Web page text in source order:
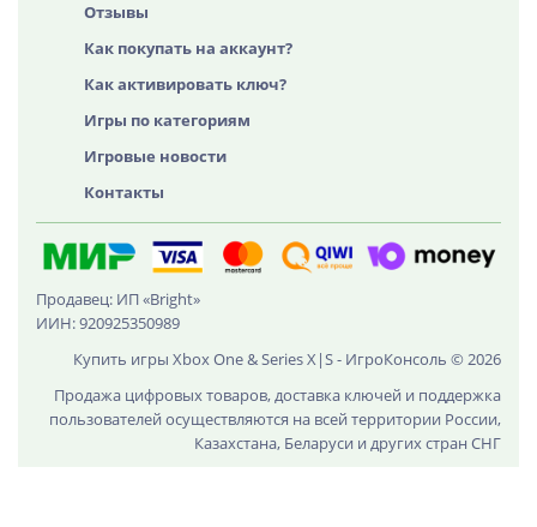
Отзывы
Как покупать на аккаунт?
Как активировать ключ?
Игры по категориям
Игровые новости
Контакты
Продавец: ИП «Bright»
ИИН: 920925350989
Купить игры Xbox One & Series X|S - ИгроКонсоль © 2026
Продажа цифровых товаров, доставка ключей и поддержка
пользователей осуществляются на всей территории России,
Казахстана, Беларуси и других стран СНГ